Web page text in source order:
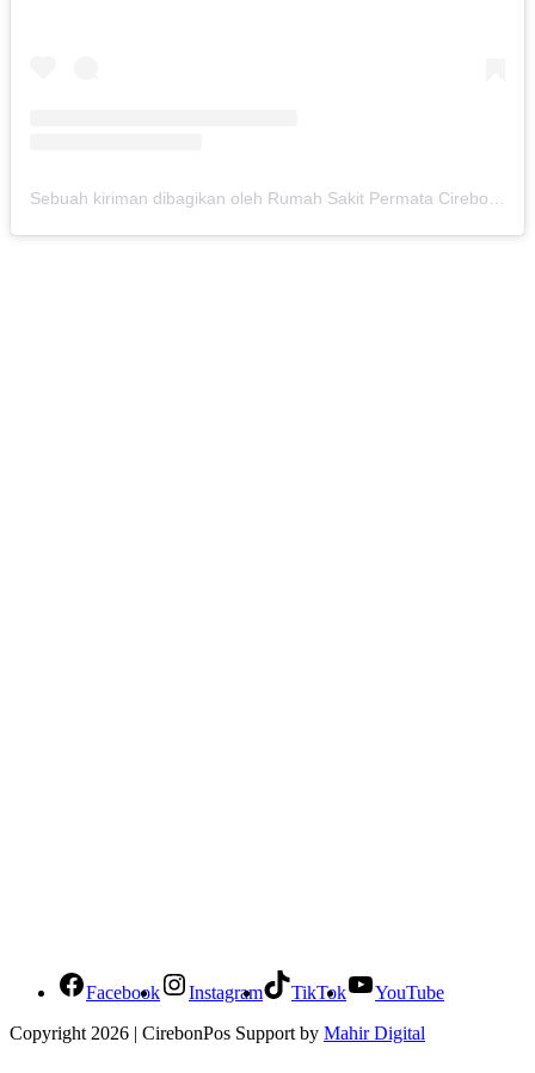
Facebook Instagram TikTok
YouTube
Copyright 2026 | CirebonPos Support by Mahir Digital